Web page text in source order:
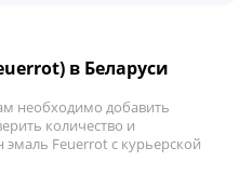
в Беларуси
необходимо добавить
количество и
эмаль Feuerrot с курьерской